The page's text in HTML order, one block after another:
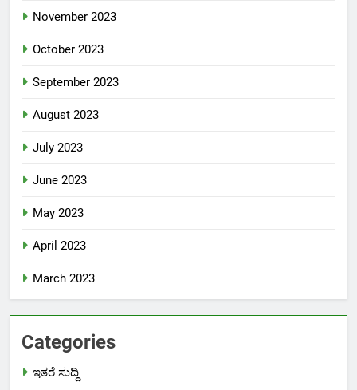
November 2023
October 2023
September 2023
August 2023
July 2023
June 2023
May 2023
April 2023
March 2023
Categories
ಇತರೆ ಸುದ್ದಿ